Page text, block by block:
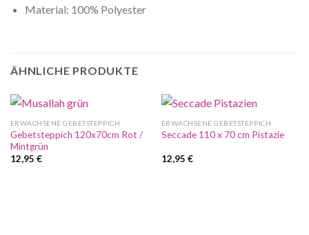
Material: 100% Polyester
ÄHNLICHE PRODUKTE
ERWACHSENE GEBETSTEPPICH
Gebetsteppich 120x70cm Rot /
Mintgrün
12,95 €
ERWACHSENE GEBETSTEPPICH
Seccade 110 x 70 cm Pistazie
12,95 €